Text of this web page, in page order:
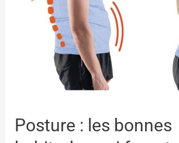
Posture : les bonnes